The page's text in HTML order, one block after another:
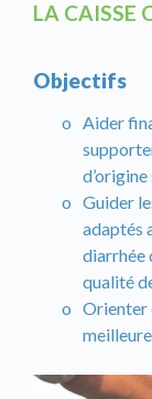
LA CAISSE
Objectifs
Aider
Guider
adaptés
diarrhée
qualité
Orienter